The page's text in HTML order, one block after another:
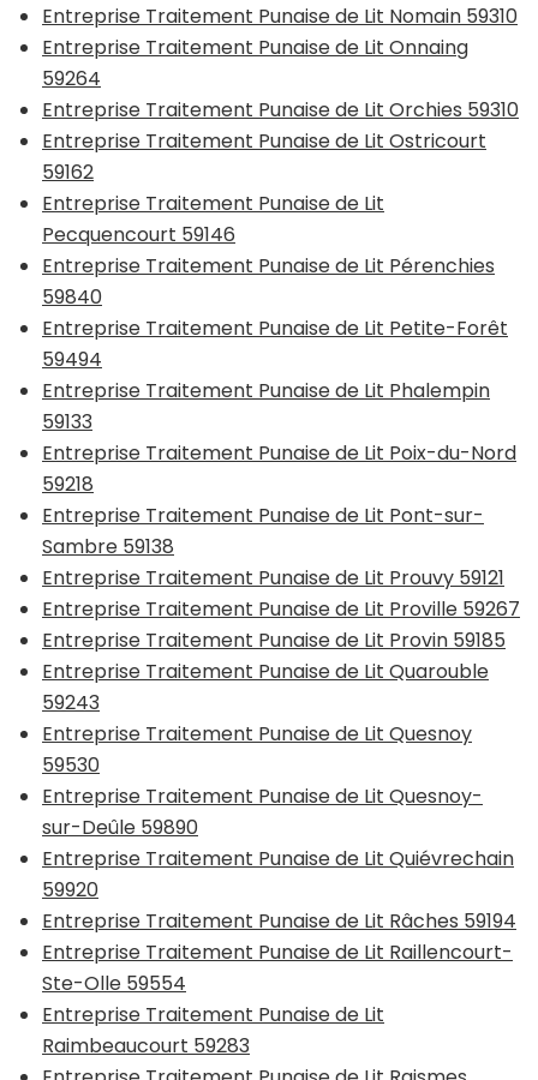
Entreprise Traitement Punaise de Lit Nomain 59310
Entreprise Traitement Punaise de Lit Onnaing
59264
Entreprise Traitement Punaise de Lit Orchies 59310
Entreprise Traitement Punaise de Lit Ostricourt
59162
Entreprise Traitement Punaise de Lit
Pecquencourt 59146
Entreprise Traitement Punaise de Lit Pérenchies
59840
Entreprise Traitement Punaise de Lit Petite-Forêt
59494
Entreprise Traitement Punaise de Lit Phalempin
59133
Entreprise Traitement Punaise de Lit Poix-du-Nord
59218
Entreprise Traitement Punaise de Lit Pont-sur-
Sambre 59138
Entreprise Traitement Punaise de Lit Prouvy 59121
Entreprise Traitement Punaise de Lit Proville 59267
Entreprise Traitement Punaise de Lit Provin 59185
Entreprise Traitement Punaise de Lit Quarouble
59243
Entreprise Traitement Punaise de Lit Quesnoy
59530
Entreprise Traitement Punaise de Lit Quesnoy-
sur-Deûle 59890
Entreprise Traitement Punaise de Lit Quiévrechain
59920
Entreprise Traitement Punaise de Lit Râches 59194
Entreprise Traitement Punaise de Lit Raillencourt-
Ste-Olle 59554
Entreprise Traitement Punaise de Lit
Raimbeaucourt 59283